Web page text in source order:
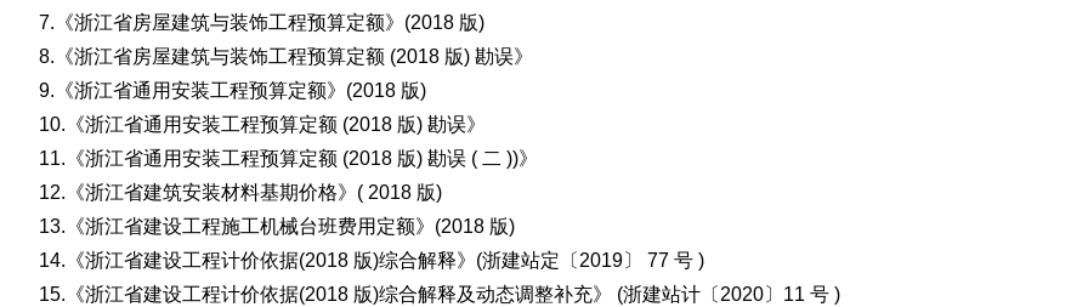
7.《浙江省房屋建筑与装饰工程预算定额》(2018 版)
8.《浙江省房屋建筑与装饰工程预算定额 (2018 版) 勘误》
9.《浙江省通用安装工程预算定额》(2018 版)
10.《浙江省通用安装工程预算定额 (2018 版) 勘误》
11.《浙江省通用安装工程预算定额 (2018 版) 勘误 ( 二 ))》
12.《浙江省建筑安装材料基期价格》( 2018 版)
13.《浙江省建设工程施工机械台班费用定额》(2018 版)
14.《浙江省建设工程计价依据(2018 版)综合解释》(浙建站定〔2019〕 77 号 )
15.《浙江省建设工程计价依据(2018 版)综合解释及动态调整补充》 (浙建站计〔2020〕11 号 )